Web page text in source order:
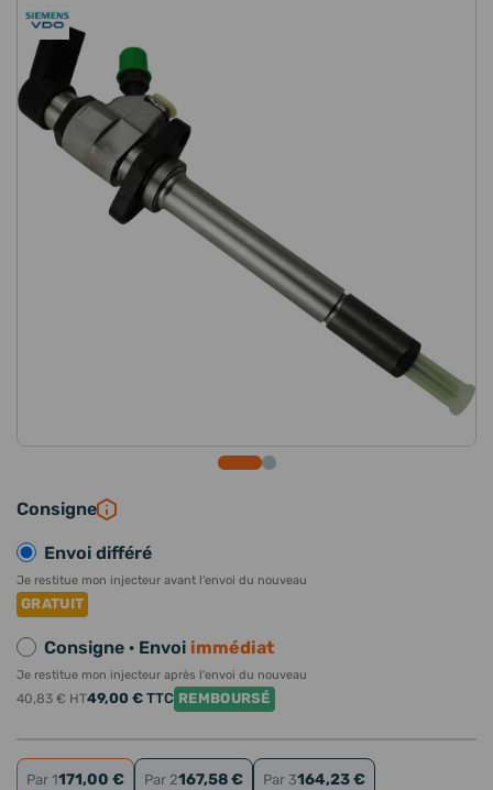
Consigne
Envoi différé
Je restitue mon injecteur avant l'envoi du nouveau
GRATUIT
Consigne · Envoi immédiat
Je restitue mon injecteur après l'envoi du nouveau
40,83 € HT49,00 €TTC REMBOURSÉ
Par 1171,00 € Par 2167,58 € Par 3164,23 €